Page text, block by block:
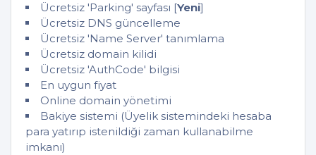
Ücretsiz 'Parking' sayfası [Yeni]
Ücretsiz DNS güncelleme
Ücretsiz 'Name Server' tanımlama
Ücretsiz domain kilidi
Ücretsiz 'AuthCode' bilgisi
En uygun fiyat
Online domain yönetimi
Bakiye sistemi (Üyelik sistemindeki hesaba
para yatırıp istenildiği zaman kullanabilme
imkanı)